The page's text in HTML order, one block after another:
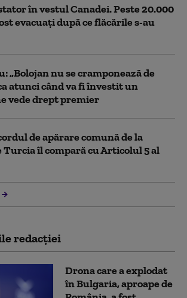
în vestul Canadei. Peste 20.000
evacuați după ce flăcările s-au
„Bolojan nu se cramponează de
atunci când va fi învestit un
vede drept premier
de apărare comună de la
Turcia îl compară cu Articolul 5 al
redacţiei
Drona care a explodat
în Bulgaria, aproape de